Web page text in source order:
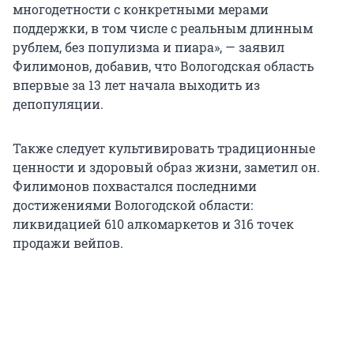
многодетности с конкретными мерами
поддержки, в том числе с реальным длинным
рублем, без популизма и пиара», — заявил
Филимонов, добавив, что Вологодская область
впервые за 13 лет начала выходить из
депопуляции.
Также следует культивировать традиционные
ценности и здоровый образ жизни, заметил он.
Филимонов похвастался последними
достижениями Вологодской области:
ликвидацией 610 алкомаркетов и 316 точек
продажи вейпов.